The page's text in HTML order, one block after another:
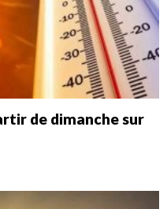
de dimanche sur